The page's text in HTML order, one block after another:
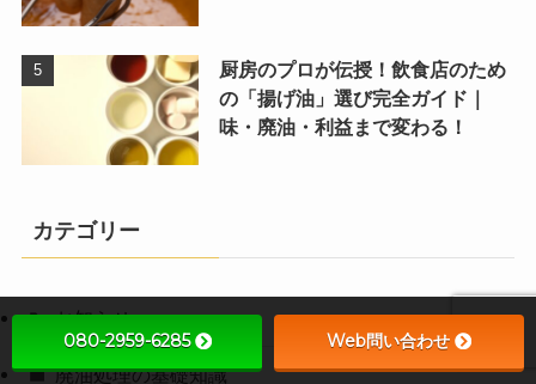
厨房のプロが伝授！飲食店のため
の「揚げ油」選び完全ガイド｜
味・廃油・利益まで変わる！
カテゴリー
お知らせ
廃油処理の基礎知識
080-2959-6285 Web問い合わせ